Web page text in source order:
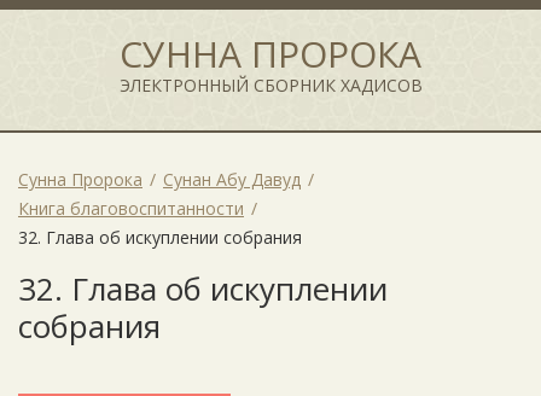
СУННА ПРОРОКА
ЭЛЕКТРОННЫЙ СБОРНИК ХАДИСОВ
Сунна Пророка
Сунан Абу Давуд
Книга благовоспитанности
32. Глава об искуплении собрания
32. Глава об искуплении
собрания